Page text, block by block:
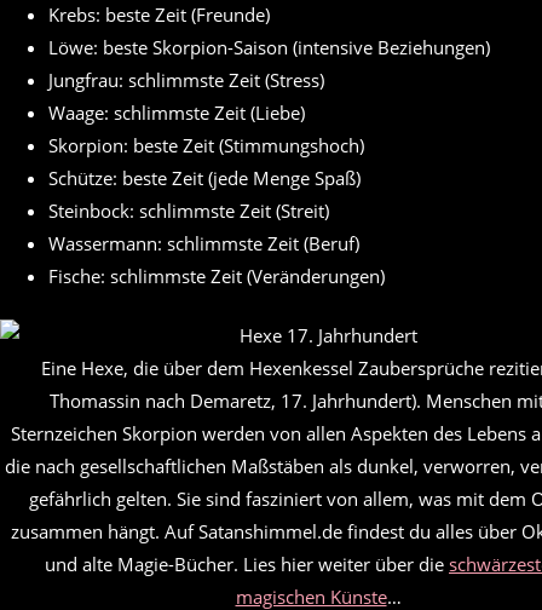
Krebs: beste Zeit (Freunde)
Löwe: beste Skorpion-Saison (intensive Beziehungen)
Jungfrau: schlimmste Zeit (Stress)
Waage: schlimmste Zeit (Liebe)
Skorpion: beste Zeit (Stimmungshoch)
Schütze: beste Zeit (jede Menge Spaß)
Steinbock: schlimmste Zeit (Streit)
Wassermann: schlimmste Zeit (Beruf)
Fische: schlimmste Zeit (Veränderungen)
Eine Hexe, die über dem Hexenkessel Zaubersprüche
Thomassin nach Demaretz, 17. Jahrhundert). Menschen
Sternzeichen Skorpion werden von allen Aspekten des Lebens
die nach gesellschaftlichen Maßstäben als dunkel, verworren,
gefährlich gelten. Sie sind fasziniert von allem, was mit dem
zusammen hängt. Auf Satanshimmel.de findest du alles über
und alte Magie-Bücher. Lies hier weiter über die
magischen Künste…